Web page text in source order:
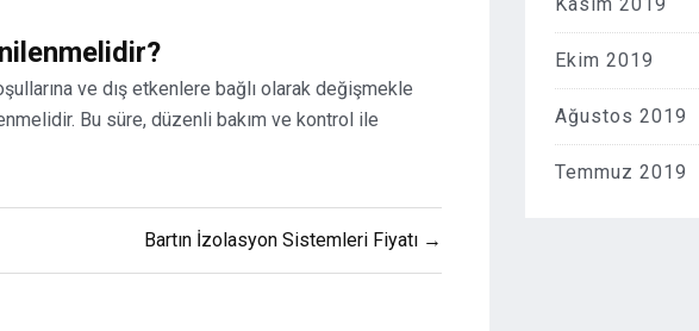
ve dış etkenlere bağlı olarak değişmekle
Bu süre, düzenli bakım ve kontrol ile
Bartın İzolasyon Sistemleri Fiyatı →
Ekim 2019
Ağustos 2019
Temmuz 2019